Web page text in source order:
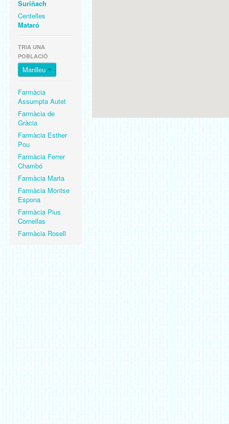
Suriñach
Centelles
Mataró
TRIA UNA
POBLACIÓ
Manlleu
Farmàcia
Assumpta Autet
Farmàcia de
Gràcia
Farmàcia Esther
Pou
Farmàcia Ferrer
Chambó
Farmàcia Marta
Farmàcia Montse
Espona
Farmàcia Pius
Cornellas
Farmàcia Rosell